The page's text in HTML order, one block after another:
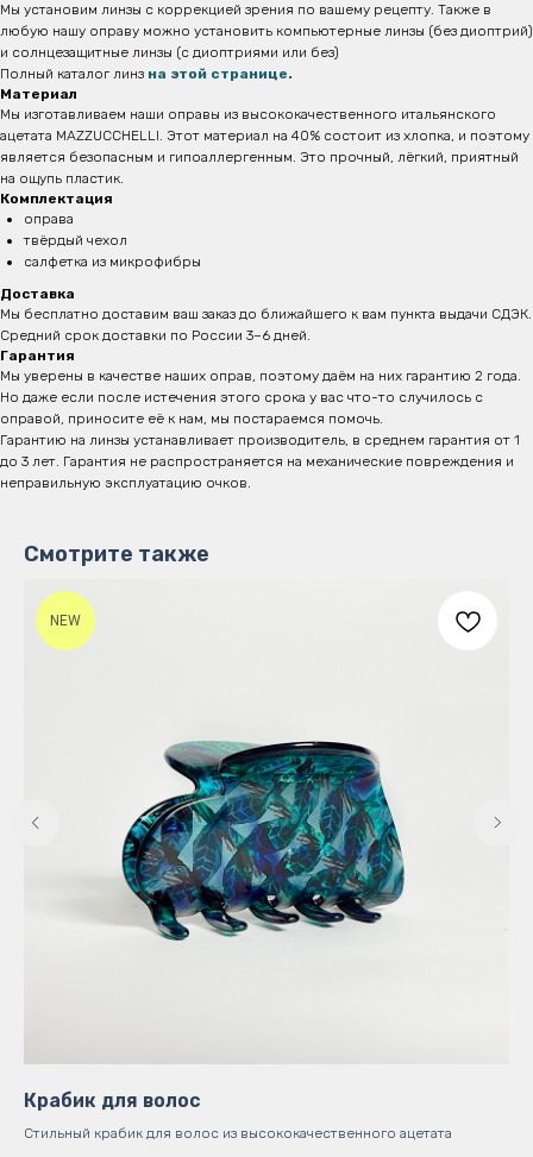
Мы установим линзы с коррекцией зрения по вашему рецепту. Также в
любую нашу оправу можно установить компьютерные линзы (без диоптрий)
и солнцезащитные линзы (с диоптриями или без)
Полный каталог линз на этой странице.
Материал
Мы изготавливаем наши оправы из высококачественного итальянского
ацетата MAZZUCCHELLI. Этот материал на 40% состоит из хлопка, и поэтому
является безопасным и гипоаллергенным. Это прочный, лёгкий, приятный
на ощупь пластик.
Комплектация
оправа
твёрдый чехол
салфетка из микрофибры
Доставка
Мы бесплатно доставим ваш заказ до ближайшего к вам пункта выдачи СДЭК.
Средний срок доставки по России 3–6 дней.
Гарантия
Мы уверены в качестве наших оправ, поэтому даём на них гарантию 2 года.
Но даже если после истечения этого срока у вас что-то случилось с
оправой, приносите её к нам, мы постараемся помочь.
Гарантию на линзы устанавливает производитель, в среднем гарантия от 1
до 3 лет. Гарантия не распространяется на механические повреждения и
неправильную эксплуатацию очков.
Смотрите также
NEW
Крабик для волос
Стильный крабик для волос из высококачественного ацетата